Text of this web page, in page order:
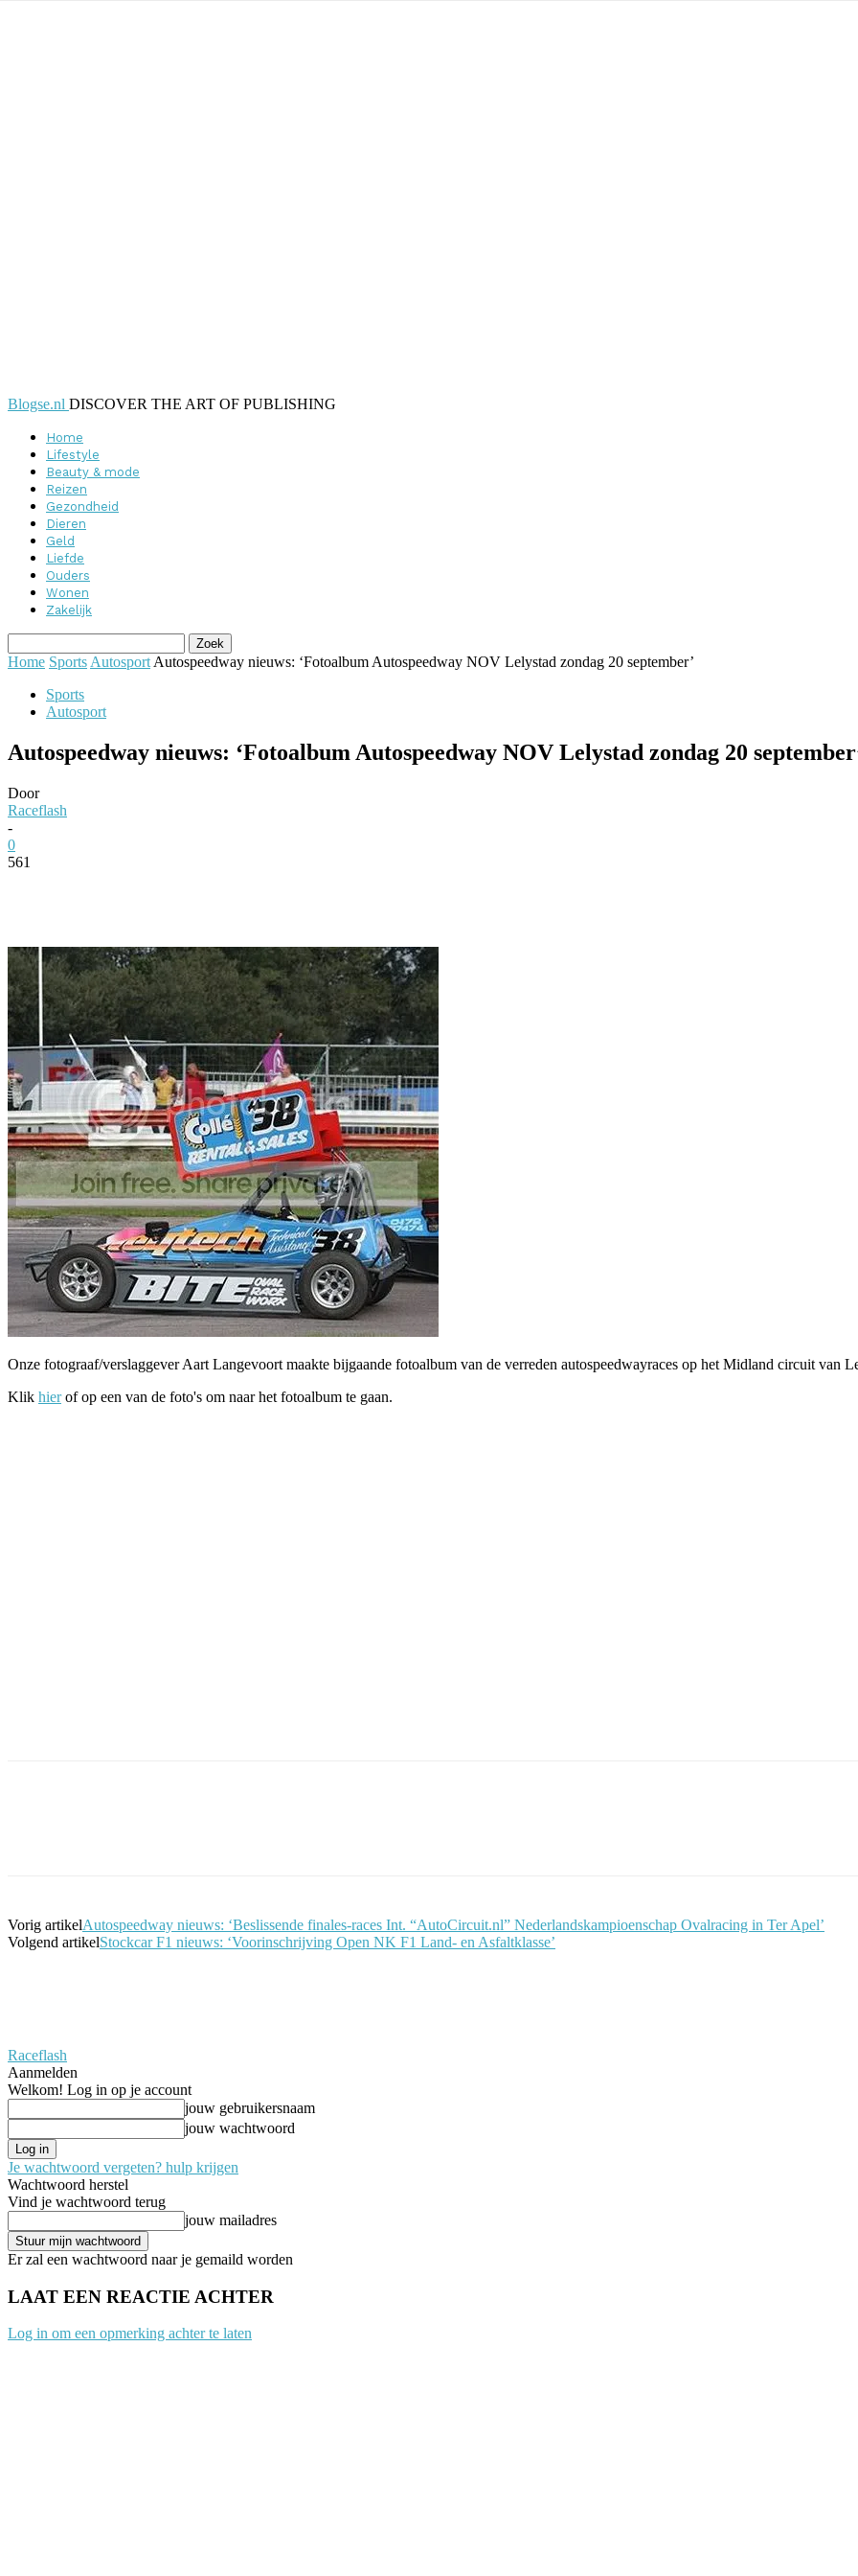
Blogse.nl DISCOVER THE ART OF PUBLISHING
Home
Lifestyle
Beauty & mode
Reizen
Gezondheid
Dieren
Geld
Liefde
Ouders
Wonen
Zakelijk
Home Sports Autosport Autospeedway nieuws: ‘Fotoalbum Autospeedway NOV Lelystad zondag 20 september’
Sports
Autosport
Autospeedway nieuws: ‘Fotoalbum Autospeedway NOV Lelystad zondag 20
Door
Raceflash
-
0
561
Onze fotograaf/verslaggever Aart Langevoort maakte bijgaande fotoalbum van de verreden autospeedwayraces op het Midland circuit van
Klik hierof op een van de foto's om naar het fotoalbum te gaan.
Vorig artikelAutospeedway nieuws: ‘Beslissende finales-races Int. “AutoCircuit.nl” Nederlandskampioenschap Ovalracing in Ter Apel’
Volgend artikelStockcar F1 nieuws: ‘Voorinschrijving Open NK F1 Land- en Asfaltklasse’
Raceflash
Aanmelden
Welkom! Log in op je account
jouw gebruikersnaam
jouw wachtwoord
Je wachtwoord vergeten? hulp krijgen
Wachtwoord herstel
Vind je wachtwoord terug
jouw mailadres
Er zal een wachtwoord naar je gemaild worden
LAAT EEN REACTIE ACHTER
Log in om een opmerking achter te laten